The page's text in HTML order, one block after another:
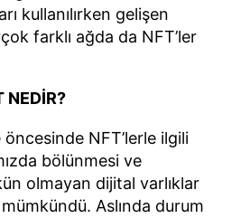
kullanılırken gelişen
farklı ağda da NFT’ler
NEDİR?
NFT’lerle ilgili
bölünmesi ve
olmayan dijital varlıklar
Aslında durum